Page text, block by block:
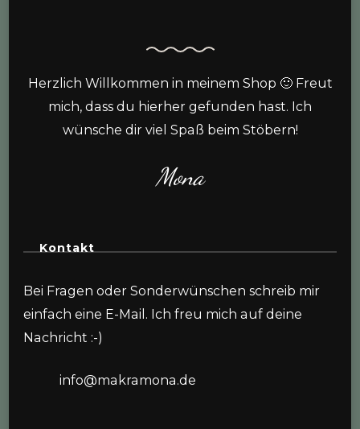
Herzlich Willkommen in meinem Shop 🙂 Freut
mich, dass du hierher gefunden hast. Ich
wünsche dir viel Spaß beim Stöbern!
Mona
Kontakt
Bei Fragen oder Sonderwünschen schreib mir
einfach eine E-Mail. Ich freu mich auf deine
Nachricht :-)
info@makramona.de